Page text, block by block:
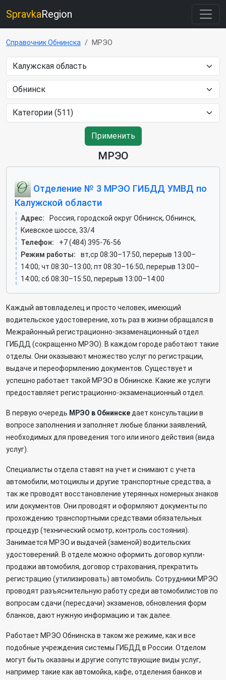
SpravkaRegion
Справочник Обнинска МРЭО
Применить
МРЭО
Отделение № 3 МРЭО ГИБДД УМВД по
Калужской области
Адрес:
Россия, городской округ Обнинск, Обнинск,
Киевское шоссе, 33/4
Телефон:
+7 (484) 395-76-56
Режим работы:
вт,ср 08:30–17:50, перерыв 13:00–
14:00; чт 08:30–13:00; пт 08:30–16:50, перерыв 13:00–
14:00; сб 08:30–15:50, перерыв 13:00–14:00
Каждый автовладелец и просто человек, имеющий
водительское удостоверение, хоть раз в жизни обращался в
Межрайонный регистрационно-экзаменационный отдел
ГИБДД (сокращенно МРЭО). В каждом городе работают такие
отделы. Они оказывают множество услуг по регистрации,
выдаче и переоформлению документов. Существует и
успешно работает такой МРЭО в Обнинске. Какие же услуги
предоставляет регистрационно-экзаменационный отдел.
В первую очередь МРЭО в Обнинске дает консультации в
вопросе заполнения и заполняет любые бланки заявлений,
необходимых для проведения того или иного действия (вида
услуг).
Специалисты отдела ставят на учет и снимают с учета
автомобили, мотоциклы и другие транспортные средства, а
так же проводят восстановление утерянных номерных знаков
или документов. Они проводят и оформляют документы по
прохождению транспортными средствами обязательных
процедур (технический осмотр, контроль состояния).
Занимается МРЭО и выдачей (заменой) водительских
удостоверений. В отделе можно оформить договор купли-
продажи автомобиля, договор страхования, прекратить
регистрацию (утилизировать) автомобиль. Сотрудники МРЭО
проводят разъяснительную работу среди автомобилистов по
вопросам сдачи (пересдачи) экзаменов, обновления форм
бланков, дают нужную информацию и так далее.
Работает МРЭО Обнинска в таком же режиме, как и все
подобные учреждения системы ГИБДД в России. Отделом
могут быть оказаны и другие сопутствующие виды услуг,
например такие как автомойка, кафе, отделения банков и